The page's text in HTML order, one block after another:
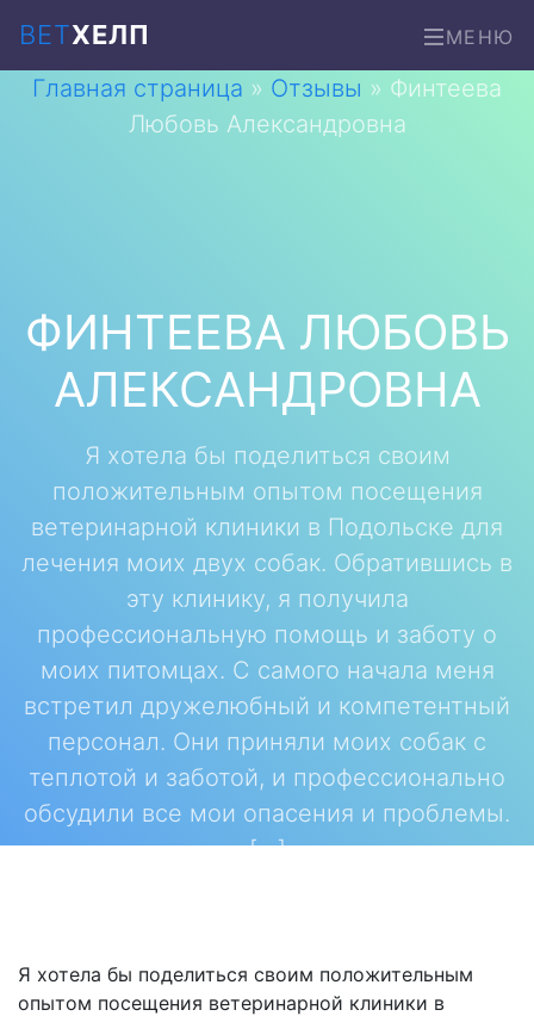
ВЕТХЕЛП МЕНЮ
Главная страница » Отзывы » Финтеева
Любовь Александровна
ФИНТЕЕВА ЛЮБОВЬ
АЛЕКСАНДРОВНА
Я хотела бы поделиться своим
положительным опытом посещения
ветеринарной клиники в Подольске для
лечения моих двух собак. Обратившись в
эту клинику, я получила
профессиональную помощь и заботу о
моих питомцах. С самого начала меня
встретил дружелюбный и компетентный
персонал. Они приняли моих собак с
теплотой и заботой, и профессионально
обсудили все мои опасения и проблемы.
[…]
Я хотела бы поделиться своим положительным
опытом посещения ветеринарной клиники в